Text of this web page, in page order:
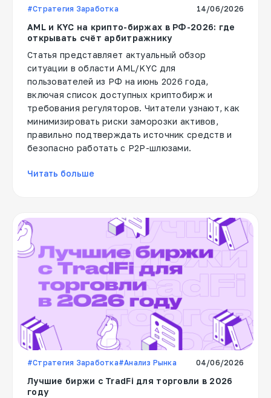
#Стратегия Заработка 14/06/2026
AML и KYC на крипто-биржах в РФ-2026: где
открывать счёт арбитражнику
Статья представляет актуальный обзор
ситуации в области AML/KYC для
пользователей из РФ на июнь 2026 года,
включая список доступных криптобирж и
требования регуляторов. Читатели узнают, как
минимизировать риски заморозки активов,
правильно подтверждать источник средств и
безопасно работать с P2P-шлюзами.
Читать больше
#Стратегия Заработка#Анализ Рынка 04/06/2026
Лучшие биржи с TradFi для торговли в 2026
году